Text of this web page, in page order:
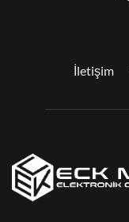
İletişim